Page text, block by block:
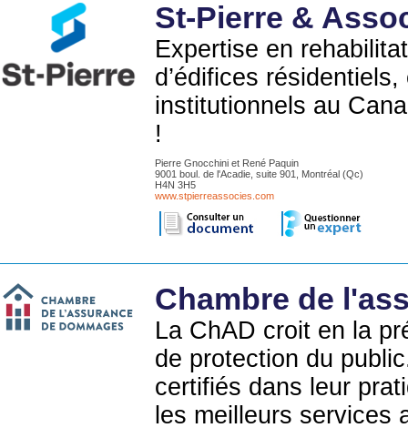
St-Pierre &
Expertise en
d’édifices
institutionnels au
!
Pierre Gnocchini et René Paquin
9001 boul. de l'Acadie, suite 901, Montréal (Qc)
H4N 3H5
www.stpierreassocies.com
Chambre de
La ChAD croit en la
de protection du
certifiés dans leur
les meilleurs services